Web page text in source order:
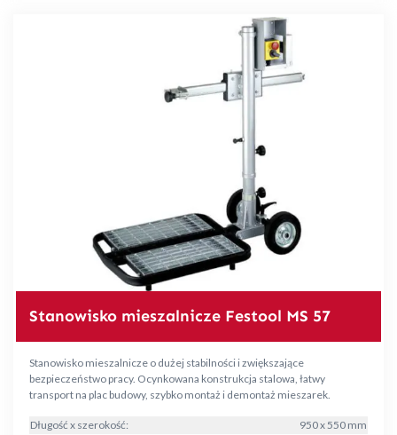
Stanowisko mieszalnicze Festool MS 57
Stanowisko mieszalnicze o dużej stabilności i zwiększające
bezpieczeństwo pracy. Ocynkowana konstrukcja stalowa, łatwy
transport na plac budowy, szybko montaż i demontaż mieszarek.
Długość x szerokość:
950 x 550 mm